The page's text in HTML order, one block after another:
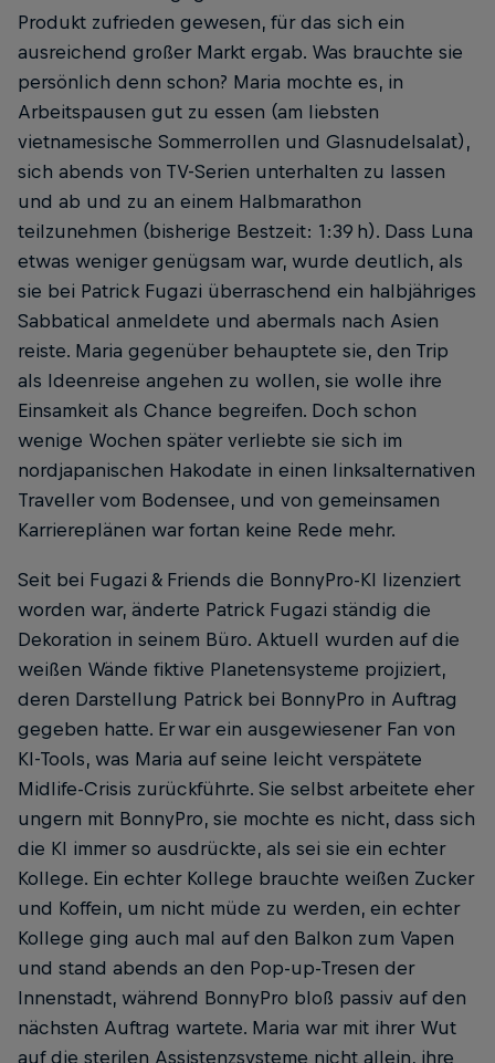
Produkt zufrieden gewesen, für das sich ein
ausreichend großer Markt ergab. Was brauchte sie
persönlich denn schon? Maria mochte es, in
Arbeitspausen gut zu essen (am liebsten
vietnamesische Sommerrollen und Glasnudel­salat),
sich abends von TV-Serien unterhalten zu lassen
und ab und zu an einem Halbmarathon
teilzunehmen (bisherige Bestzeit: 1:39 h). Dass Luna
etwas weniger genügsam war, wurde deutlich, als
sie bei Patrick Fugazi überraschend ein halbjähriges
Sabbatical anmeldete und abermals nach Asien
reiste. Maria gegenüber behauptete sie, den Trip
als Ideenreise angehen zu wollen, sie wolle ihre
Einsamkeit als Chance begreifen. Doch schon
wenige Wochen später verliebte sie sich im
nordjapanischen Hakodate in einen linksalternativen
Traveller vom Bodensee, und von gemeinsamen
Karriereplänen war fortan keine Rede mehr.
Seit bei Fugazi & Friends die BonnyPro-KI ­lizenziert
worden war, änderte Patrick Fugazi ständig die
Dekoration in seinem Büro. Aktuell wurden auf die
weißen Wände fiktive Planetensysteme projiziert,
deren Darstellung ­Patrick bei BonnyPro in Auftrag
gegeben hatte. Er war ein ausgewiesener Fan von
KI-Tools, was Maria auf seine leicht verspätete
Midlife-Crisis ­zurückführte. Sie selbst arbeitete eher
ungern mit BonnyPro, sie mochte es nicht, dass sich
die KI immer so ausdrückte, als sei sie ein echter
Kollege. Ein echter Kollege brauchte weißen Zucker
und Koffein, um nicht müde zu werden, ein echter
Kollege ging auch mal auf den Balkon zum ­Vapen
und stand abends an den Pop-up-Tresen der
Innenstadt, während BonnyPro bloß passiv auf den
nächsten Auftrag wartete. Maria war mit ihrer Wut
auf die sterilen Assistenzsysteme nicht allein, ihre